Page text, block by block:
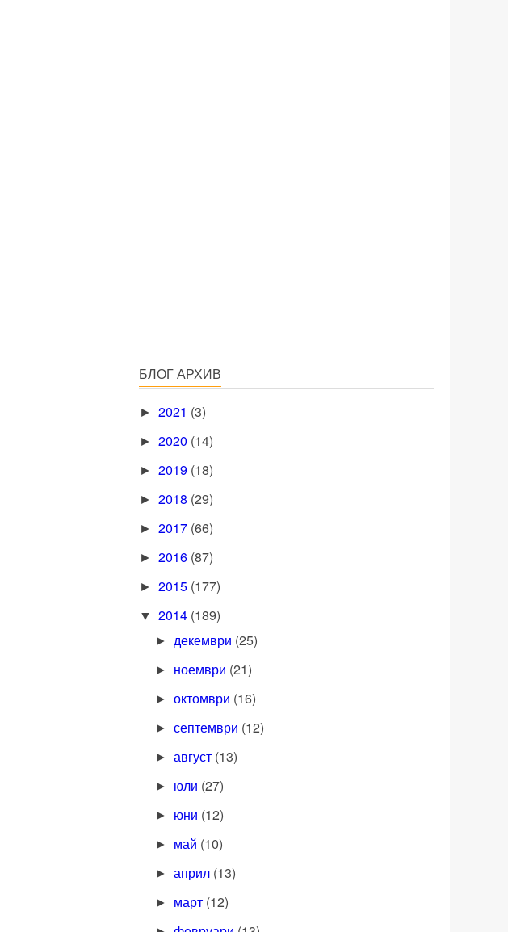
БЛОГ АРХИВ
► 2021 (3)
► 2020 (14)
► 2019 (18)
► 2018 (29)
► 2017 (66)
► 2016 (87)
► 2015 (177)
▼ 2014 (189)
► декември (25)
► ноември (21)
►октомври (16)
►септември (12)
►август (13)
► юли (27)
► юни (12)
► май (10)
►април (13)
► март (12)